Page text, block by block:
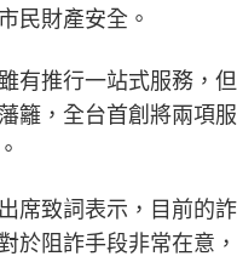
民財產安全。
有推行一站式服務，
籬，全台首創將兩項
席致詞表示，目前的
於阻詐手段非常在意